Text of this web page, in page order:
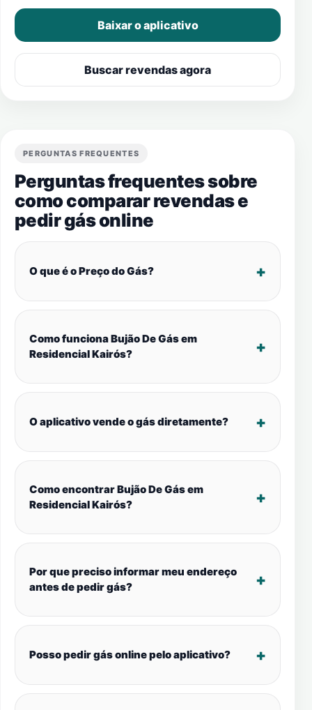
Baixar o aplicativo
Buscar revendas agora
PERGUNTAS FREQUENTES
Perguntas frequentes sobre
como comparar revendas e
pedir gás online
O que é o Preço do Gás?
Como funciona Bujão De Gás em
Residencial Kairós?
O aplicativo vende o gás diretamente?
Como encontrar Bujão De Gás em
Residencial Kairós?
Por que preciso informar meu endereço
antes de pedir gás?
Posso pedir gás online pelo aplicativo?